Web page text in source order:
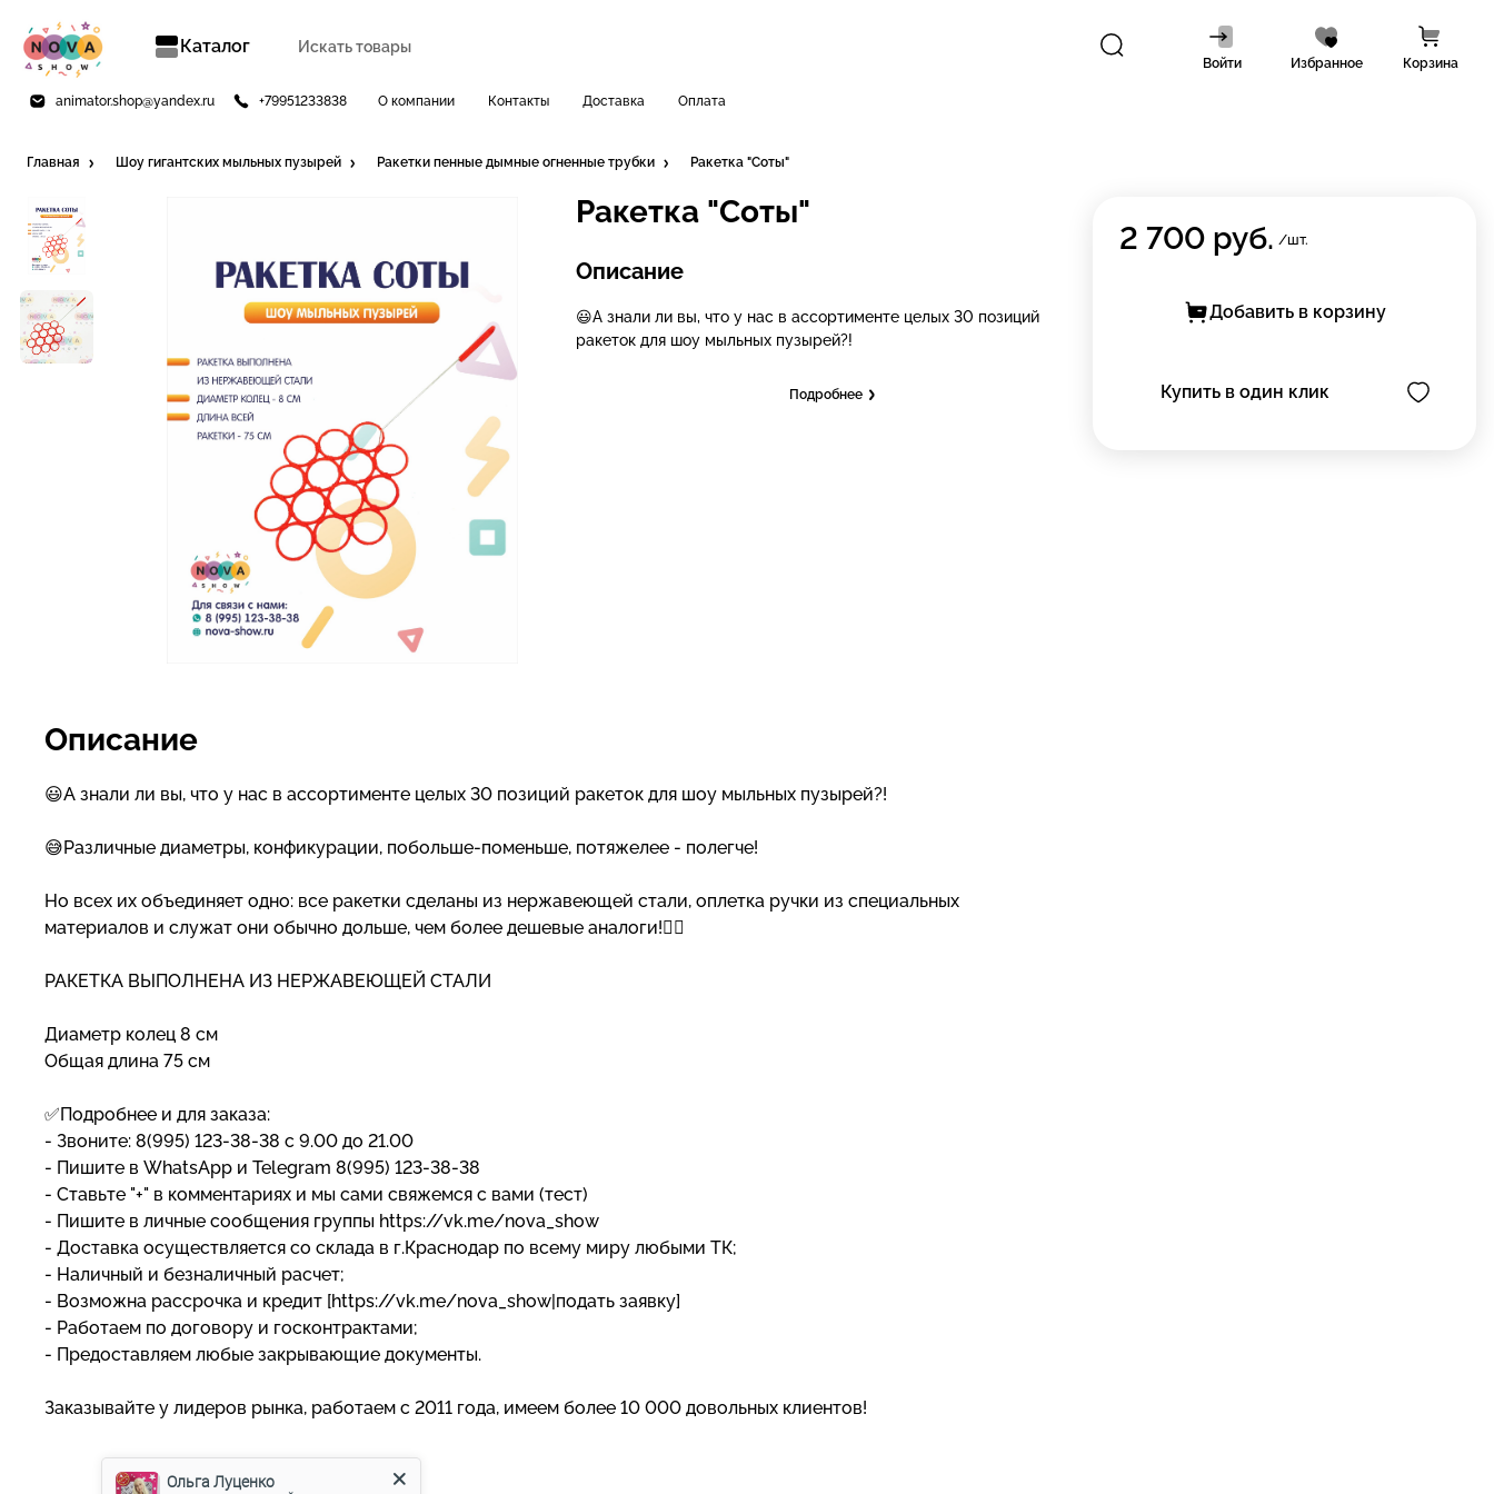
Каталог
Войти Избранное Корзина
animator.shop@yandex.ru +79951233838 О компании Контакты Доставка Оплата
Главная Шоу гигантских мыльных пузырей Ракетки пенные дымные огненные трубки Ракетка "Соты"
Ракетка "Соты"
Описание
😃А знали ли вы, что у нас в ассортименте целых 30 позиций
ракеток для шоу мыльных пузырей?!
Подробнее
Описание
😃А знали ли вы, что у нас в ассортименте целых 30 позиций ракеток для шоу мыльных пузырей?!
😅Различные диаметры, конфикурации, побольше-поменьше, потяжелее - полегче!
Но всех их объединяет одно: все ракетки сделаны из нержавеющей стали, оплетка ручки из специальных
материалов и служат они обычно дольше, чем более дешевые аналоги!👌🏻
РАКЕТКА ВЫПОЛНЕНА ИЗ НЕРЖАВЕЮЩЕЙ СТАЛИ
Диаметр колец 8 см
Общая длина 75 см
✅Подробнее и для заказа:
- Звоните: 8(995) 123-38-38 с 9.00 до 21.00
- Пишите в WhatsApp и Telegram 8(995) 123-38-38
- Ставьте "+" в комментариях и мы сами свяжемся с вами (тест)
- Пишите в личные сообщения группы https://vk.me/nova_show
- Доставка осуществляется со склада в г.Краснодар по всему миру любыми ТК;
- Наличный и безналичный расчет;
- Возможна рассрочка и кредит [https://vk.me/nova_show|подать заявку]
- Работаем по договору и госконтрактами;
- Предоставляем любые закрывающие документы.
Заказывайте у лидеров рынка, работаем с 2011 года, имеем более 10 000 довольных клиентов!
2 700 руб. /шт.
Добавить в корзину
Купить в один клик
Ольга Луценко